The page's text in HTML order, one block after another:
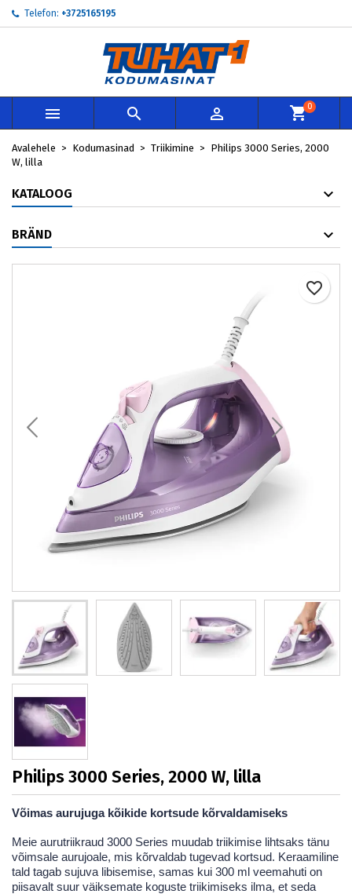
Telefon: +3725165195
   0
Avalehele Kodumasinad Triikimine
Philips 3000 Series, 2000
W, lilla
KATALOOG
BRÄND
Philips 3000 Series, 2000 W, lilla
Võimas aurujuga kõikide kortsude kõrvaldamiseks
Meie aurutriikraud 3000 Series muudab triikimise lihtsaks tänu
võimsale aurujoale, mis kõrvaldab tugevad kortsud. Keraamiline
tald tagab sujuva libisemise, samas kui 300 ml veemahuti on
piisavalt suur väiksemate koguste triikimiseks ilma, et seda
favorite_border
My wishlists
Create new list
Loo soovinimekiri
Soovinimekirja nimi
Loobu Loo
Sisene
Te peate olema sisselogitud, et tooteid soovinimekirja lisada.